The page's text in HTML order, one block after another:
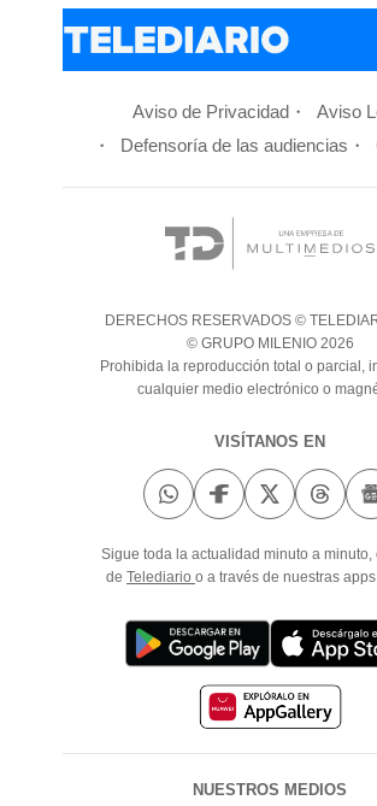
Aviso de Privacidad
Aviso
Defensoría de las audiencias
DERECHOS RESERVADOS ©
© GRUPO MILENIO 2026
Prohibida la reproducción total o parcial,
cualquier medio electrónico o
VISÍTANOS EN
Sigue toda la actualidad minuto a minuto,
de Telediario o a través de nuestras apps
NUESTROS MEDIOS